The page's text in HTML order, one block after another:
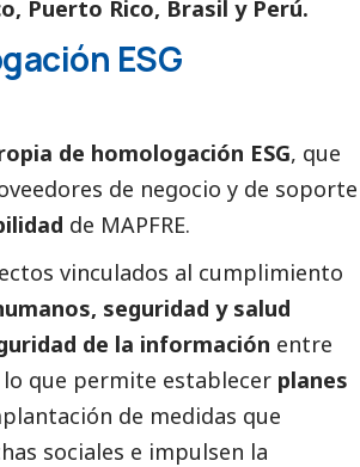
Puerto Rico, Brasil y Perú.
ESG
de homologación ESG, que
de negocio y de soporte
de MAPFRE.
vinculados al cumplimiento
seguridad y salud
de la información entre
lo que permite establecer planes
de medidas que
sociales e impulsen la